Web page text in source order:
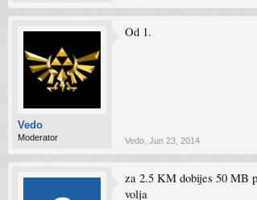
Vedo
Moderator
Od 1.
Vedo Jun 23, 2014
za 2.5 KM dobijes 50 MB
volja